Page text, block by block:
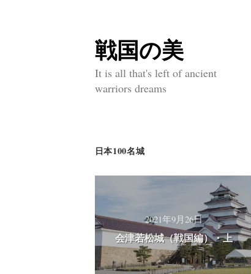
コ
ン
テ
へ
ス
キ
ッ
プ
戦国の美
It is all that's left of ancient
warriors dreams
日本100名城
2021年9月26日
会津若松城（戦国編）・上